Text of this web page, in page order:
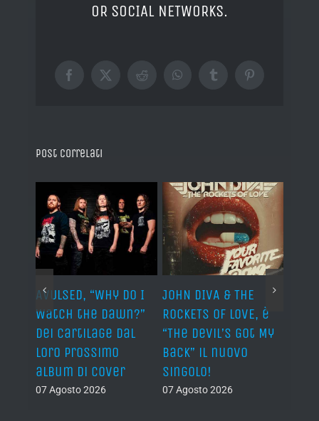
OR SOCIAL NETWORKS.
Facebook
X RedditWhatsAppTumblrPinterest
Post correlati
AVULSED, “Why Do I
Watch the Dawn?”
dei Cartilage dal
loro prossimo
album di cover
07 Agosto 2026
JOHN DIVA & THE
ROCKETS OF LOVE, è
“The Devil’s Got My
Back” il nuovo
singolo!
07 Agosto 2026